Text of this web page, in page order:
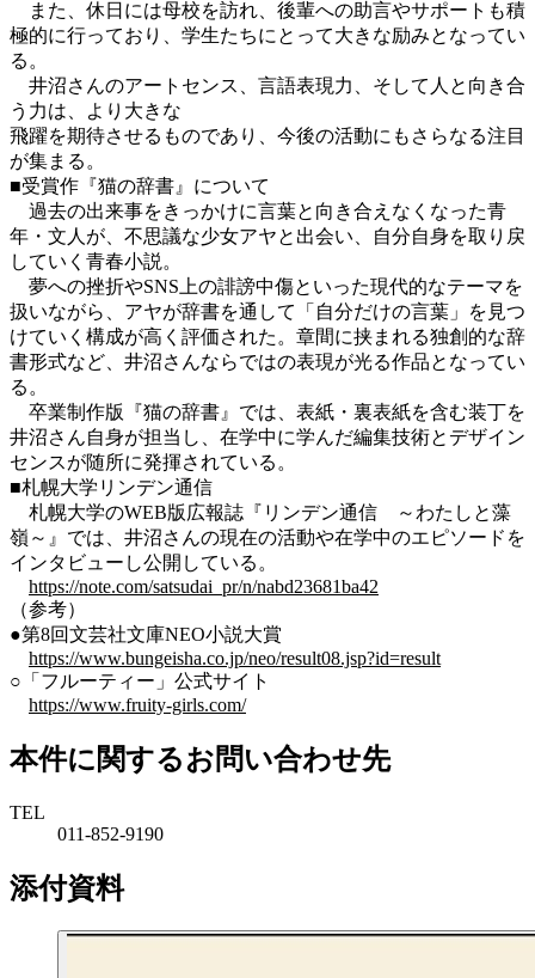
また、休日には母校を訪れ、後輩への助言やサポートも積
極的に行っており、学生たちにとって大きな励みとなってい
る。
井沼さんのアートセンス、言語表現力、そして人と向き合
う力は、より大きな
飛躍を期待させるものであり、今後の活動にもさらなる注目
が集まる 。
■受賞作『猫の辞書』について
過去の出来事をきっかけに言葉と向き合えなくなった青
年・文人が、不思議な少女アヤと出会い、自分自身を取り戻
していく青春小説。
夢への挫折やSNS上の誹謗中傷といった現代的なテーマを
扱いながら、アヤが辞書を通して「自分だけの言葉」を見つ
けていく構成が高く評価された。章間に挟まれる独創的な辞
書形式など、井沼さんならではの表現が光る作品となってい
る。
卒業制作版『猫の辞書』では、表紙・裏表紙を含む装丁を
井沼さん自身が担当し、在学中に学んだ編集技術とデザイン
センスが随所に発揮されている。
■札幌大学リンデン通信
札幌大学のWEB版広報誌『リンデン通信 ～わたしと藻
嶺～』では、井沼さんの現在の活動や在学中のエピソードを
インタビューし公開している。
https://note.com/satsudai_pr/n/nabd23681ba42
（参考）
●第8回文芸社文庫NEO小説大賞
https://www.bungeisha.co.jp/neo/result08.jsp?id=result
○「フルーティー」公式サイト
https://www.fruity-girls.com/
本件に関するお問い合わせ先
TEL
011-852-9190
添付資料